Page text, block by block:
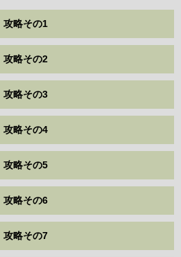
攻略その1
攻略その2
攻略その3
攻略その4
攻略その5
攻略その6
攻略その7